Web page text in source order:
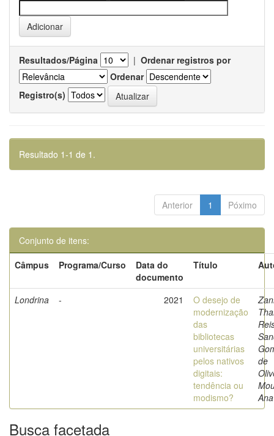
Resultados/Página | Ordenar registros por
Ordenar
Registro(s)
Resultado 1-1 de 1.
Anterior 1 Póximo
Conjunto de itens:
Câmpus
Programa/Curso
Data do
documento
Título
Londrina - 2021
O desejo de
modernização
das
bibliotecas
universitárias
pelos nativos
digitais:
tendência ou
modismo?
de
Busca facetada